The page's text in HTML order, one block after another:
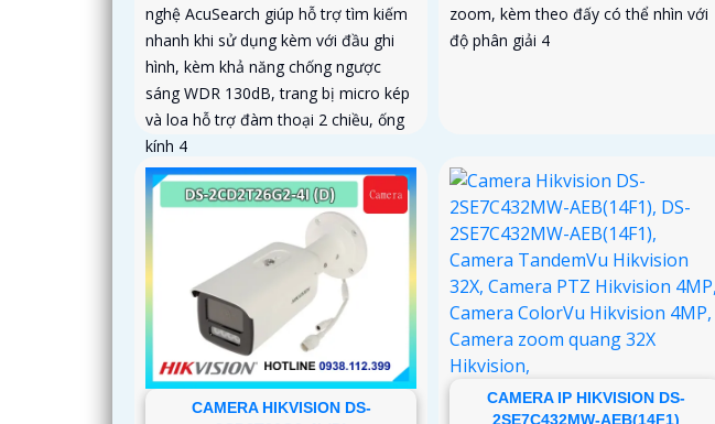
nghệ AcuSearch giúp hỗ trợ tìm kiếm
nhanh khi sử dụng kèm với đầu ghi
hình, kèm khả năng chống ngược
sáng WDR 130dB, trang bị micro kép
và loa hỗ trợ đàm thoại 2 chiều, ống
kính 4
zoom, kèm theo đấy có thể nhìn với
độ phân giải 4
CAMERA HIKVISION DS-
CAMERA IP HIKVISION DS-
2SE7C432MW-AEB(14F1)